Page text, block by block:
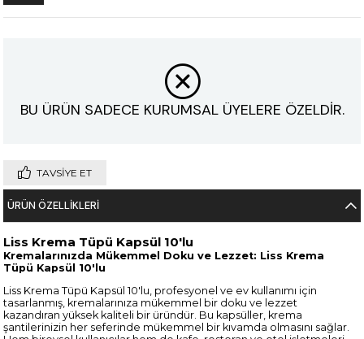
BU ÜRÜN SADECE KURUMSAL ÜYELERE ÖZELDİR.
TAVSIYE ET
ÜRÜN ÖZELLIKLERI
Liss Krema Tüpü Kapsül 10'lu
Kremalarınızda Mükemmel Doku ve Lezzet: Liss Krema
Tüpü Kapsül 10'lu
Liss Krema Tüpü Kapsül 10'lu, profesyonel ve ev kullanımı için
tasarlanmış, kremalarınıza mükemmel bir doku ve lezzet
kazandıran yüksek kaliteli bir üründür. Bu kapsüller, krema
şantilerinizin her seferinde mükemmel bir kıvamda olmasını sağlar.